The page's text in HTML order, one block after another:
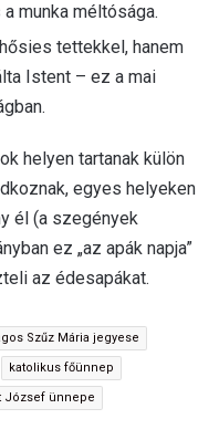
munka méltósága.
tettekkel, hanem
Istent – ez a mai
helyen tartanak külön
egyes helyeken
él (a szegények
ez „az apák napja”
az édesapákat.
Szűz Mária jegyese
katolikus főünnep
József ünnepe